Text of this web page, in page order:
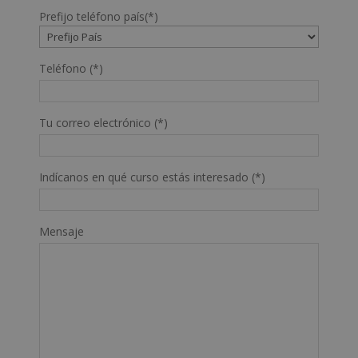
Prefijo teléfono país(*)
Teléfono (*)
Tu correo electrónico (*)
Indícanos en qué curso estás interesado (*)
Mensaje